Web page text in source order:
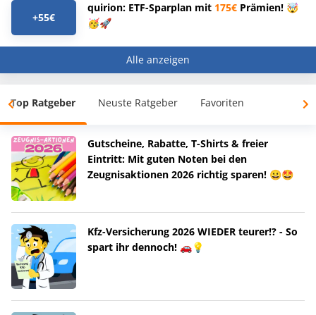
+55€
quirion: ETF-Sparplan mit 175€ Prämien! 🤯
🥳🚀
Alle anzeigen
Top Ratgeber Neuste Ratgeber Favoriten
Gutscheine, Rabatte, T-Shirts & freier
Eintritt: Mit guten Noten bei den
Zeugnisaktionen 2026 richtig sparen! 😀🤩
Kfz-Versicherung 2026 WIEDER teurer!? - So
spart ihr dennoch! 🚗💡